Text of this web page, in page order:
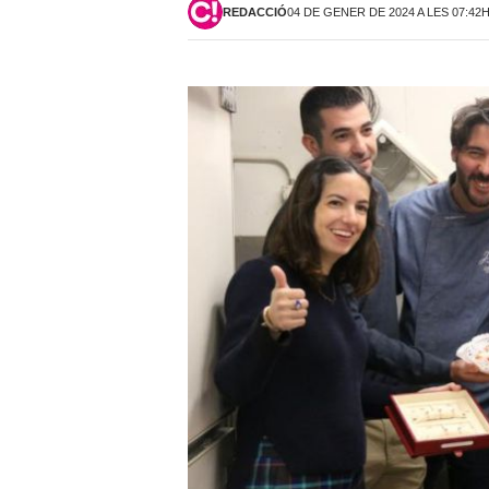
REDACCIÓ04 DE GENER DE 2024 A LES 07:42H